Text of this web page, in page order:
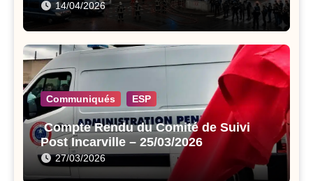
14/04/2026
Communiqués ESP
Compte Rendu du Comité de Suivi
Post Incarville – 25/03/2026
27/03/2026